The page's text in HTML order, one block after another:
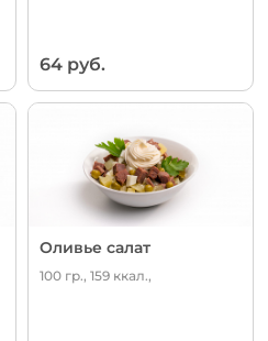
64 руб.
Оливье салат
100 гр., 159 ккал.,